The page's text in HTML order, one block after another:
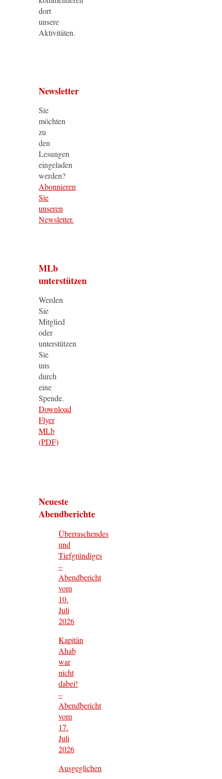
dort
unsere
Aktivitäten.
Newsletter
Sie
möchten
zu
den
Lesungen
eingeladen
werden?
Abonnieren
Sie
unseren
Newsletter.
MLb
unterstützen
Werden
Sie
Mitglied
oder
unterstützen
Sie
uns
durch
eine
Spende.
Download
Flyer
MLb
(PDF)
Neueste
Abendberichte
Überraschendes
und
Tiefgründiges
–
Abendbericht
vom
10.
Juli
2026
Kapitän
Ahab
war
nicht
dabei!
–
Abendbericht
vom
17.
Juli
2026
Ausgeglichen